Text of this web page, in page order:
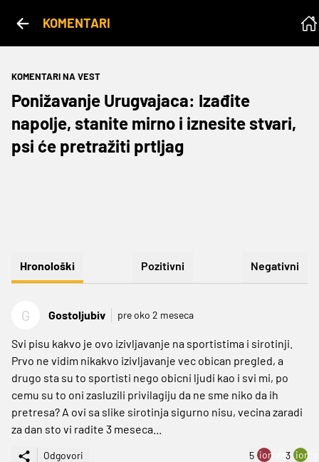
KOMENTARI
KOMENTARI NA VEST
Ponižavanje Urugvajaca: Izađite
napolje, stanite mirno i iznesite stvari,
psi će pretražiti prtljag
Hronološki Pozitivni Negativni
G Gostoljubiv pre oko 2 meseca
Svi pisu kakvo je ovo izivljavanje na sportistima i sirotinji.
Prvo ne vidim nikakvo izivljavanje vec obican pregled, a
drugo sta su to sportisti nego obicni ljudi kao i svi mi, po
cemu su to oni zasluzili privilagiju da ne sme niko da ih
pretresa? A ovi sa slike sirotinja sigurno nisu, vecina zaradi
za dan sto vi radite 3 meseca...
Odgovori 5 ion:minus
3